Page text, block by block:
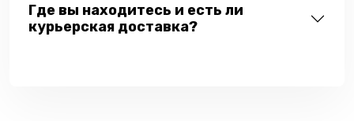
Где вы находитесь и есть ли
курьерская доставка?